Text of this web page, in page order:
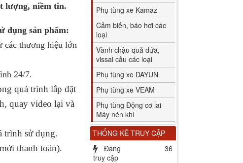
lượng, niềm tin.
dụng sản phẩm:
các thương hiệu lớn
24/7.
quá trình lắp đặt
quay video lại và
trình sử dụng.
thanh toán).
Phụ tùng xe Kamaz
Cảm biến, báo hơi các
loại
Vành chậu quả dứa,
vissai cầu các loại
Phụ tùng xe DAYUN
Phụ tùng xe VEAM
Phụ tùng Động cơ lai
Máy nén khí
THỐNG KÊ TRUY CẬP
Đang
truy cập
36